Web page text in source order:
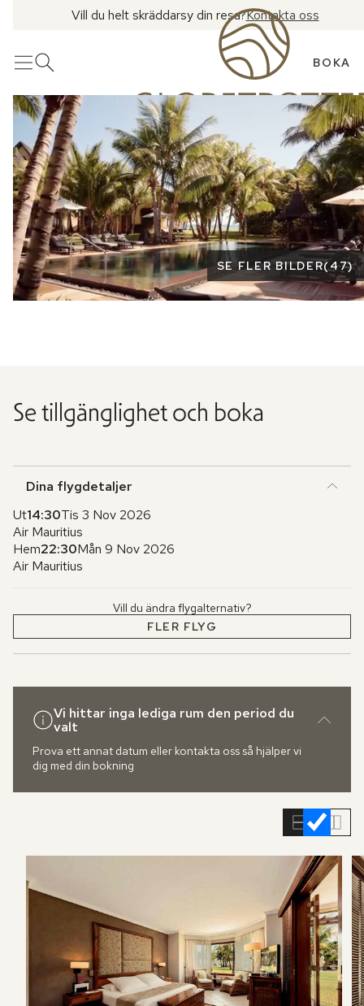
Vill du helt skräddarsy din resa?Kontakta oss
MenyÖppna sök BOKA
Se fler bilder
SE FLER BILDER(47)
Se tillgänglighet och boka
Dina flygdetaljer
Ut14:30Tis 3 Nov 2026
Air Mauritius
Hem22:30Mån 9 Nov 2026
Air Mauritius
Vill du ändra flygalternativ?
FLER FLYG
Vi hittar inga lediga rum den period du
valt
Prova ett annat datum eller kontakta oss så hjälper vi
dig med din bokning
Hoppa